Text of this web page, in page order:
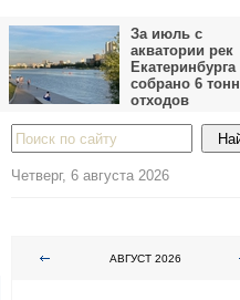
За июль с
акватории рек
Екатеринбурга
собрано 6 тонн
отходов
Четверг, 6 августа 2026
АВГУСТ 2026